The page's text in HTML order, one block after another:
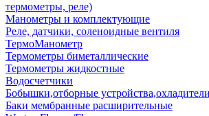
термометры, реле)
Манометры и комплектующие
Реле, датчики, соленоидные вентиля
ТермоМанометр
Термометры биметаллические
Термометры жидкостные
Водосчетчики
Бобышки,отборные
Баки мембранные расширительные